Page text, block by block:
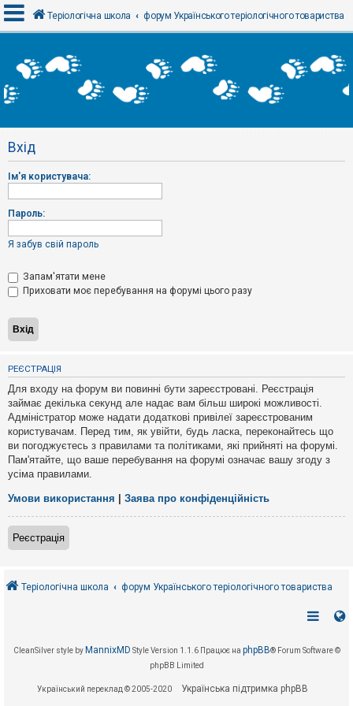
х
і
Р
є
т
р
а
і
Т
м
и
б
з
в
і
д
п
о
в
і
д
е
й
А
к
т
и
і
Теріологічна школа форум Українського теріологічного товариства
Вхід
Ім'я користувача:
Пароль:
Я забув свій пароль
Запам'ятати мене
Приховати моє перебування на форумі цього разу
РЕЄСТРАЦІЯ
Для входу на форум ви повинні бути зареєстровані. Реєстрація
займає декілька секунд але надає вам більш широкі можливості.
Адміністратор може надати додаткові привілеї зареєстрованим
користувачам. Перед тим, як увійти, будь ласка, переконайтесь що
ви погоджуєтесь з правилами та політиками, які прийняті на форумі.
Пам'ятайте, що ваше перебування на форумі означає вашу згоду з
усіма правилами.
Умови використання Заява про конфіденційність
Реєстрація
Теріологічна школа форум Українського теріологічного товариства
CleanSilver style by MannixMD Style Version 1.1.6 Працює на phpBB® Forum Software ©
phpBB Limited
Український переклад © 2005-2020 Українська підтримка phpBB